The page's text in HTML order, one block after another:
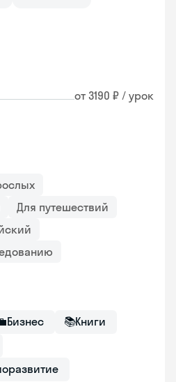
от 3190 ₽ / урок
Для путешествий
Бизнес 📚Книги